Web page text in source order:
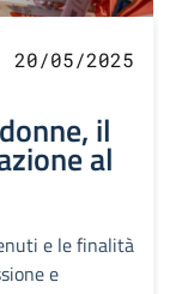
20/05/2025
il
al
e le finalità
e